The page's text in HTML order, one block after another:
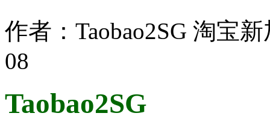
作者：Taobao2SG 淘宝
08
Taobao2SG